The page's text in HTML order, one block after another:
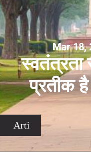
Mar 18,
स्वतंत्रता
प्रतीक है
Arti